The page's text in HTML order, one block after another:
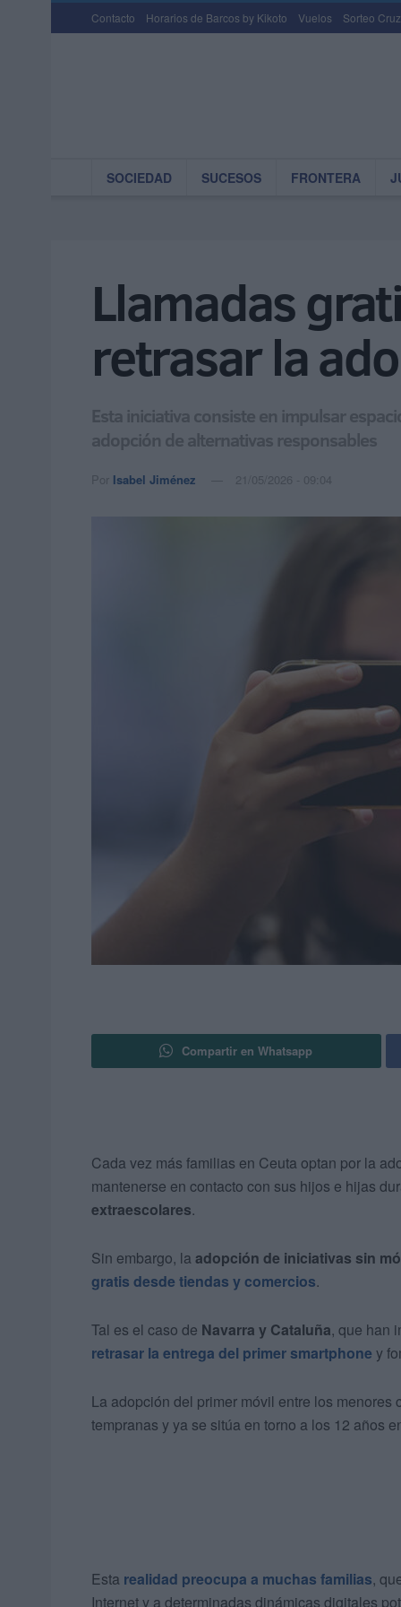
Contacto Horarios de Barcos by Kikoto Vuelos Sorteo
SOCIEDAD SUCESOS FRONTERA
Llamadas
retrasar la
Esta iniciativa consiste en impulsar
adopción de alternativas responsables
Por Isabel Jiménez 21/05/2026 - 09:04
Compartir en Whatsapp
Cada vez más familias en Ceuta optan por la
mantenerse en contacto con sus hijos e hijas
extraescolares.
Sin embargo, la adopción de iniciativas sin
gratis desde tiendas y comercios.
Tal es el caso de Navarra y Cataluña, que han
retrasar la entrega del primer smartphone y
La adopción del primer móvil entre los
tempranas y ya se sitúa en torno a los 12 años
Esta realidad preocupa a muchas familias,
Internet y a determinadas dinámicas digitales